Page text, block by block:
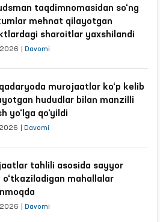
taqdimnomasidan so‘ng
mehnat qilayotgan
sharoitlar yaxshilandi
Davomi
murojaatlar ko‘p kelib
hududlar bilan manzilli
yo‘lga qo‘yildi
Davomi
tahlili asosida sayyor
o‘tkaziladigan mahallalar
Davomi